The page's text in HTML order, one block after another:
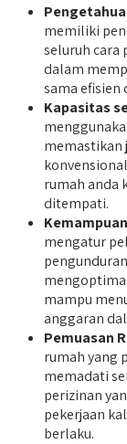
memiliki
seluruh cara
dalam
sama efisien
Kapasitas
memastikan
rumah anda
ditempati.
mengatur
mampu
anggaran
Pemuasan
rumah yang
memadati
perizinan
pekerjaan
berlaku.